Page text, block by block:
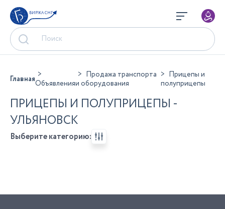
БИРЖА СНГ
ГлавнаяОбъявления
Продажа транспорта
и оборудования
Прицепы и
полуприцепы
ПРИЦЕПЫ И ПОЛУПРИЦЕПЫ -
УЛЬЯНОВСК
Выберите категорию: